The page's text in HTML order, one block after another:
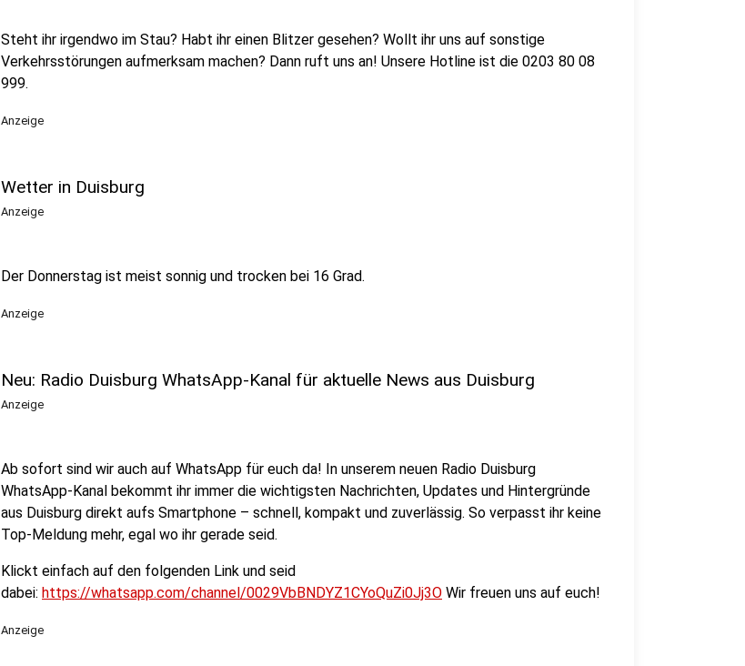
Steht ihr irgendwo im Stau? Habt ihr einen Blitzer gesehen? Wollt ihr uns auf sonstige
Verkehrsstörungen aufmerksam machen? Dann ruft uns an! Unsere Hotline ist die 0203 80 08
999.
Anzeige
Wetter in Duisburg
Anzeige
Der Donnerstag ist meist sonnig und trocken bei 16 Grad.
Anzeige
Neu: Radio Duisburg WhatsApp-Kanal für aktuelle News aus Duisburg
Anzeige
Ab sofort sind wir auch auf WhatsApp für euch da! In unserem neuen Radio Duisburg
WhatsApp-Kanal bekommt ihr immer die wichtigsten Nachrichten, Updates und Hintergründe
aus Duisburg direkt aufs Smartphone – schnell, kompakt und zuverlässig. So verpasst ihr keine
Top-Meldung mehr, egal wo ihr gerade seid.
Klickt einfach auf den folgenden Link und seid
dabei: https://whatsapp.com/channel/0029VbBNDYZ1CYoQuZi0Jj3O Wir freuen uns auf euch!
Anzeige